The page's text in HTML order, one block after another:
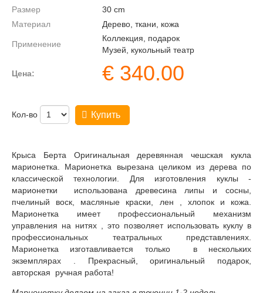
Размер
30 cm
Материал
Дерево, ткани, кожа
Применение
Коллекция, подарок
Музей, кукольный театр
Цена: € 340.00
Кол-во Купить
Крыса Берта Оригинальная деревянная чешская кукла
марионетка. Марионетка вырезана целиком из дерева по
классической технологии. Для изготовления куклы -
марионетки использована древесина липы и сосны,
пчелиный воск, масляные краски, лен , хлопок и кожа.
Марионетка имеет профессиональный механизм
управления на нитях , это позволяет использовать куклу в
профессиональных театральных представлениях.
Марионетка изготавливается только в нескольких
экземплярах . Прекрасный, оригинальный подарок,
авторская ручная работа!